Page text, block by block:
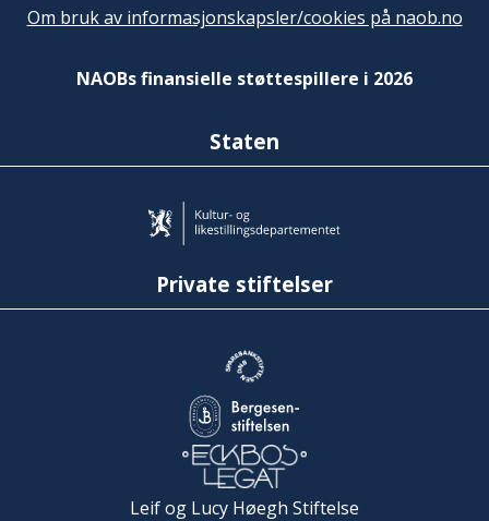
Om bruk av informasjonskapsler/cookies på naob.no
NAOBs finansielle støttespillere i 2026
Staten
Private stiftelser
Leif og Lucy Høegh Stiftelse